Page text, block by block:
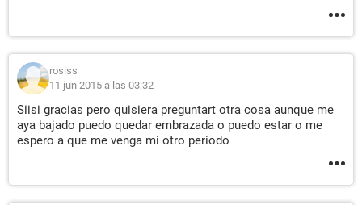
rosiss
11 jun 2015 a las 03:32
Siisi gracias pero quisiera preguntart otra cosa aunque me
aya bajado puedo quedar embrazada o puedo estar o me
espero a que me venga mi otro periodo